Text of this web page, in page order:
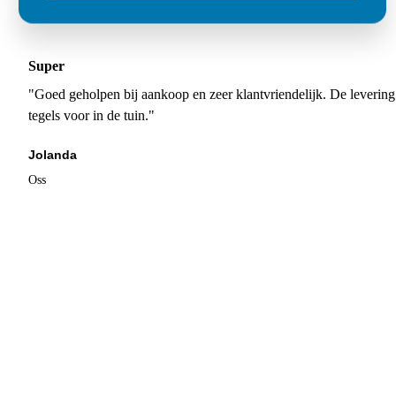
Super
"Goed geholpen bij aankoop en zeer klantvriendelijk. De
tegels voor in de tuin."
Jolanda
Oss